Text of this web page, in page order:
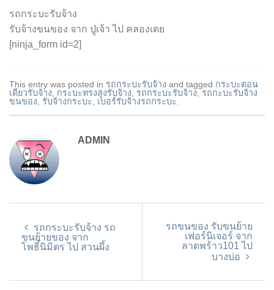
รถกระบะรับจ้าง
รับจ้างขนของ จาก ปู่เจ้า ไป คลองเตย
[ninja_form id=2]
This entry was posted in รถกระบะรับจ้าง and tagged กระบะตอน
เดียวรับจ้าง
กระบะทรงสูงรับจ้าง รถกระบะรับจ้าง
รถกะบะรับจ้าง
ขนของ
รับจ้างกระบะ เบอร์รับจ้างรถกระบะ
ADMIN
รถกระบะรับจ้าง รถ
ขนย้ายของ จาก
โพธิ์นิมิตร ไป สวนผึ้ง
รถขนของ รับขนย้าย
เฟอร์นิเจอร์ จาก
ลาดพร้าว101 ไป
บางบ่อ